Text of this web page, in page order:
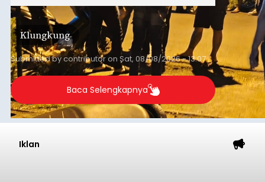
Klungkung
Submitted bycontributoron Sat, 08/08/2026 - 13:07
Baca Selengkapnya
Iklan